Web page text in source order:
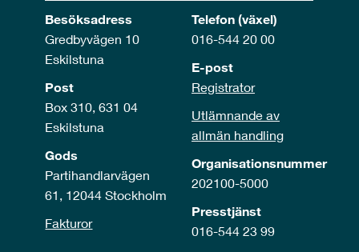
Besöksadress
Gredbyvägen 10
Eskilstuna
Post
Box 310, 631 04
Eskilstuna
Gods
Partihandlarvägen
61, 12044 Stockholm
Fakturor
Telefon (växel)
016-544 20 00
E-post
Registrator
Utlämnande av
allmän handling
Organisationsnummer
202100-5000
Presstjänst
016-544 23 99